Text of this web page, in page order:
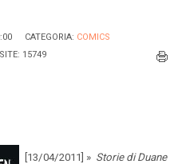
CATEGORIA: COMICS
15749
[13/04/2011] » Storie di Duane